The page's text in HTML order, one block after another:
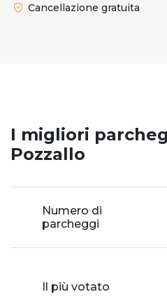
Cancellazione gratuita
I migliori
Pozzallo
Numero di
parcheggi
Il più votato